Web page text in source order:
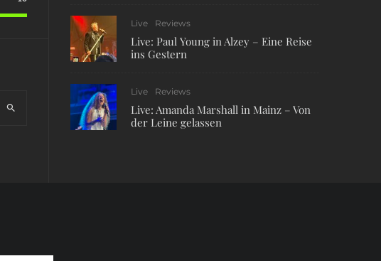
Live Reviews
Live: Paul Young in Alzey – Eine Reise
ins Gestern
Live Reviews
Live: Amanda Marshall in Mainz – Von
der Leine gelassen